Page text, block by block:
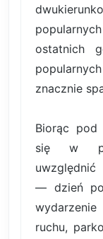
ostatnich
znacznie
Biorąc pod
się w
— dzień
ruchu,